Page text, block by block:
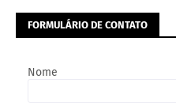
FORMULÁRIO DE CONTATO
Nome